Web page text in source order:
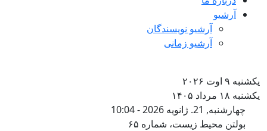
آرشیو
آرشیو نویسندگان
آرشیو زمانی
۹ اوت ۲۰۲۶
۱۸ مرداد ۱۴۰۵
بولتن محیط زیست، شماره ۶۵
چهارشنبه, 21. ژانویه 2026 - 10:04
بولتن محیط زیست، شماره ۶۵